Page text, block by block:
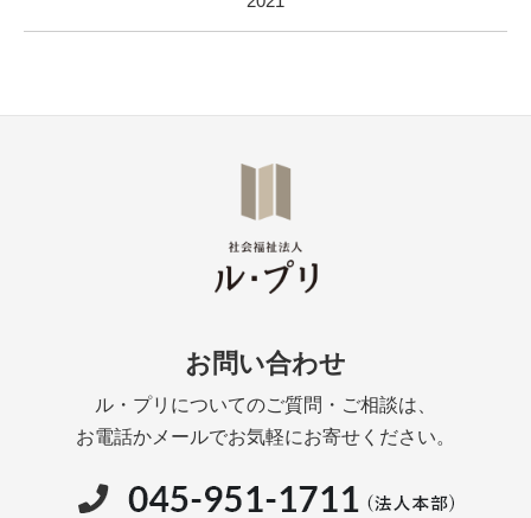
お問い合わせ
ル・プリについてのご質問・ご相談は、
お電話かメールでお気軽にお寄せください。